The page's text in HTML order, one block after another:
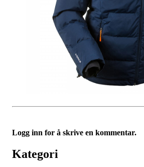
Logg inn for å skrive en kommentar.
Kategori